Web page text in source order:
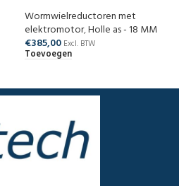
Wormwielreductoren met
elektromotor,Holle as - 18 MM
€385,00 Excl. BTW
Toevoegen